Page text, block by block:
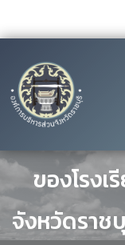
ประกวด
ของโรง
จังหวัดรา